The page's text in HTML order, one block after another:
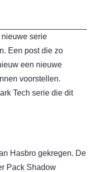
serie
Een post die zo
een nieuwe
voorstellen.
Tech serie die dit
Hasbro gekregen. De
Pack Shadow